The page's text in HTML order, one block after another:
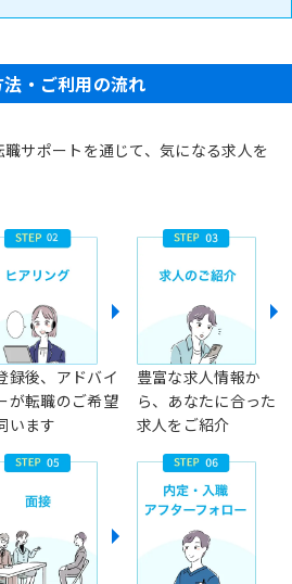
・ご利用の流れ
サポートを通じて、気になる求人を
録後、アドバイ
が転職のご希望
います
豊富な求人情報か
ら、あなたに合った
求人をご紹介